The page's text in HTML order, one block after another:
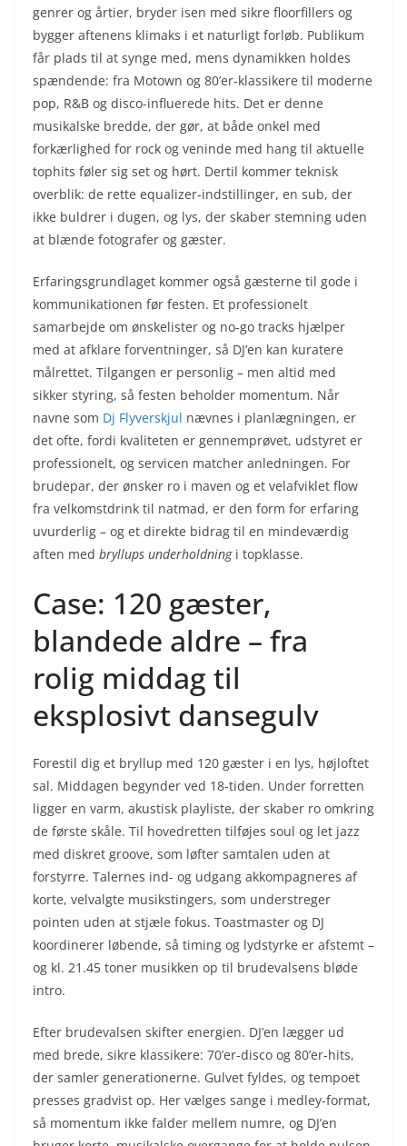
genrer og årtier, bryder isen med sikre floorfillers og
bygger aftenens klimaks i et naturligt forløb. Publikum
får plads til at synge med, mens dynamikken holdes
spændende: fra Motown og 80’er-klassikere til moderne
pop, R&B og disco-influerede hits. Det er denne
musikalske bredde, der gør, at både onkel med
forkærlighed for rock og veninde med hang til aktuelle
tophits føler sig set og hørt. Dertil kommer teknisk
overblik: de rette equalizer-indstillinger, en sub, der
ikke buldrer i dugen, og lys, der skaber stemning uden
at blænde fotografer og gæster.
Erfaringsgrundlaget kommer også gæsterne til gode i
kommunikationen før festen. Et professionelt
samarbejde om ønskelister og no-go tracks hjælper
med at afklare forventninger, så DJ’en kan kuratere
målrettet. Tilgangen er personlig – men altid med
sikker styring, så festen beholder momentum. Når
navne som Dj Flyverskjul nævnes i planlægningen, er
det ofte, fordi kvaliteten er gennemprøvet, udstyret er
professionelt, og servicen matcher anledningen. For
brudepar, der ønsker ro i maven og et velafviklet flow
fra velkomstdrink til natmad, er den form for erfaring
uvurderlig – og et direkte bidrag til en mindeværdig
aften med bryllups underholdningi topklasse.
Case: 120 gæster,
blandede aldre – fra
rolig middag til
eksplosivt dansegulv
Forestil dig et bryllup med 120 gæster i en lys, højloftet
sal. Middagen begynder ved 18-tiden. Under forretten
ligger en varm, akustisk playliste, der skaber ro omkring
de første skåle. Til hovedretten tilføjes soul og let jazz
med diskret groove, som løfter samtalen uden at
forstyrre. Talernes ind- og udgang akkompagneres af
korte, velvalgte musikstingers, som understreger
pointen uden at stjæle fokus. Toastmaster og DJ
koordinerer løbende, så timing og lydstyrke er afstemt –
og kl. 21.45 toner musikken op til brudevalsens bløde
intro.
Efter brudevalsen skifter energien. DJ’en lægger ud
med brede, sikre klassikere: 70’er-disco og 80’er-hits,
der samler generationerne. Gulvet fyldes, og tempoet
presses gradvist op. Her vælges sange i medley-format,
så momentum ikke falder mellem numre, og DJ’en